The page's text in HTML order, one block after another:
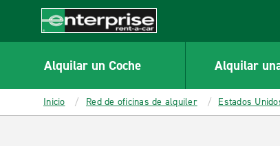
CONTENT
Enterprise
Alquilar un Coche Alquilar
Inicio Red de oficinas de alquiler Estados